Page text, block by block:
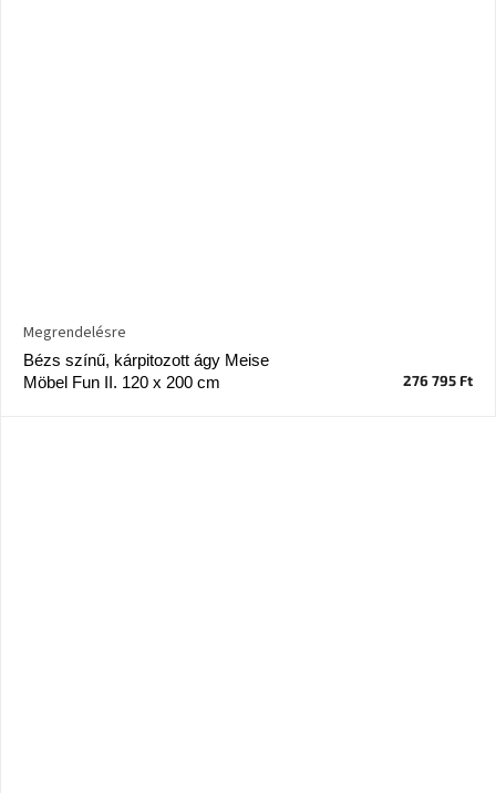
Bézs színű, kárpitozott ágy Meise
Möbel Fun II. 120 x 200 cm
Megrendelésre
276 795 Ft